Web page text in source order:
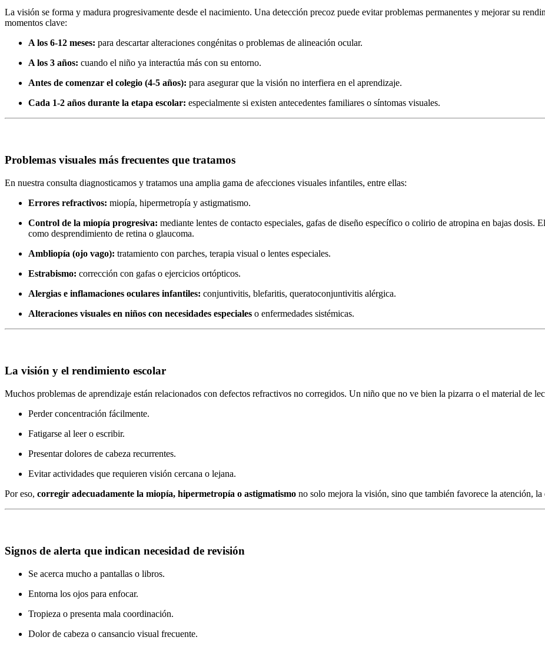
La visión se forma y madura progresivamente desde el nacimiento. Una detección precoz puede evitar problemas permanentes y mejorar su
momentos clave:
A los 6-12 meses: para descartar alteraciones congénitas o problemas de alineación ocular.
A los 3 años: cuando el niño ya interactúa más con su entorno.
Antes de comenzar el colegio (4-5 años): para asegurar que la visión no interfiera en el aprendizaje.
Cada 1-2 años durante la etapa escolar: especialmente si existen antecedentes familiares o síntomas visuales.
Problemas visuales más frecuentes que tratamos
En nuestra consulta diagnosticamos y tratamos una amplia gama de afecciones visuales infantiles, entre ellas:
Errores refractivos: miopía, hipermetropía y astigmatismo.
Control de la miopía progresiva: mediante lentes de contacto especiales, gafas de diseño específico o colirio de atropina en bajas dosis.
como desprendimiento de retina o glaucoma.
Ambliopía (ojo vago): tratamiento con parches, terapia visual o lentes especiales.
Estrabismo: corrección con gafas o ejercicios ortópticos.
Alergias e inflamaciones oculares infantiles: conjuntivitis, blefaritis, queratoconjuntivitis alérgica.
Alteraciones visuales en niños con necesidades especiales o enfermedades sistémicas.
La visión y el rendimiento escolar
Muchos problemas de aprendizaje están relacionados con defectos refractivos no corregidos. Un niño que no ve bien la pizarra o el material de
Perder concentración fácilmente.
Fatigarse al leer o escribir.
Presentar dolores de cabeza recurrentes.
Evitar actividades que requieren visión cercana o lejana.
Por eso, corregir adecuadamente la miopía, hipermetropía o astigmatismo no solo mejora la visión, sino que también favorece la atención,
Signos de alerta que indican necesidad de revisión
Se acerca mucho a pantallas o libros.
Entorna los ojos para enfocar.
Tropieza o presenta mala coordinación.
Dolor de cabeza o cansancio visual frecuente.